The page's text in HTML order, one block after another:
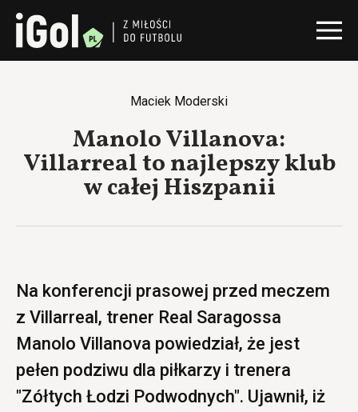
Maciek Moderski
Manolo Villanova:
Villarreal to najlepszy klub
w całej Hiszpanii
Na konferencji prasowej przed meczem
z Villarreal, trener Real Saragossa
Manolo Villanova powiedział, że jest
pełen podziwu dla piłkarzy i trenera
"Zółtych Łodzi Podwodnych". Ujawnił, iż